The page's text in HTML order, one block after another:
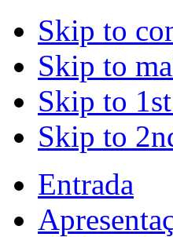
Skip to
Skip to
Skip to
Skip to
Entrada